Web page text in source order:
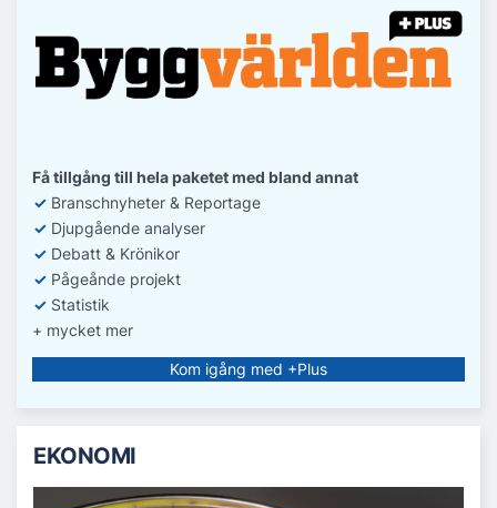
Få tillgång till hela paketet med bland annat
✓ Branschnyheter & Reportage
✓ Djupgående analyser
✓ Debatt & Krönikor
✓ Pågeånde projekt
✓ Statistik
+ mycket mer
Kom igång med +Plus
EKONOMI